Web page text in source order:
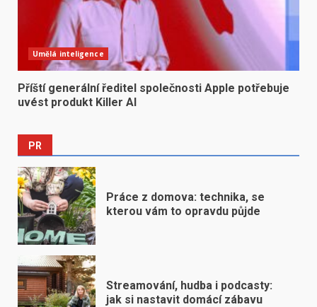
Umělá inteligence
Příští generální ředitel společnosti Apple potřebuje
uvést produkt Killer AI
PR
Práce z domova: technika, se
kterou vám to opravdu půjde
Streamování, hudba i podcasty:
jak si nastavit domácí zábavu